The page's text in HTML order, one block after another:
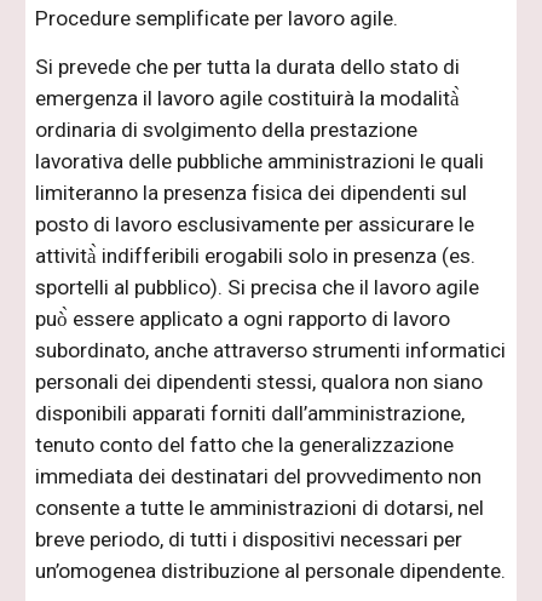
Procedure semplificate per lavoro agile.
Si prevede che per tutta la durata dello stato di
emergenza il lavoro agile costituirà la modalità̀
ordinaria di svolgimento della prestazione
lavorativa delle pubbliche amministrazioni le quali
limiteranno la presenza fisica dei dipendenti sul
posto di lavoro esclusivamente per assicurare le
attività̀ indifferibili erogabili solo in presenza (es.
sportelli al pubblico). Si precisa che il lavoro agile
può̀ essere applicato a ogni rapporto di lavoro
subordinato, anche attraverso strumenti informatici
personali dei dipendenti stessi, qualora non siano
disponibili apparati forniti dall’amministrazione,
tenuto conto del fatto che la generalizzazione
immediata dei destinatari del provvedimento non
consente a tutte le amministrazioni di dotarsi, nel
breve periodo, di tutti i dispositivi necessari per
un’omogenea distribuzione al personale dipendente.